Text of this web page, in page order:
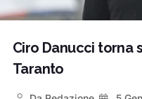
Ciro Danucci torna
Taranto